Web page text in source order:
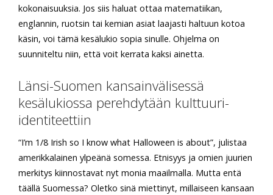
kokonaisuuksia. Jos siis haluat ottaa matematiikan,
englannin, ruotsin tai kemian asiat laajasti haltuun kotoa
käsin, voi tämä kesälukio sopia sinulle. Ohjelma on
suunniteltu niin, että voit kerrata kaksi ainetta.
Länsi-Suomen kansainvälisessä
kesälukiossa perehdytään kulttuuri-
identiteettiin
“I’m 1/8 Irish so I know what Halloween is about”, julistaa
amerikkalainen ylpeänä somessa. Etnisyys ja omien juurien
merkitys kiinnostavat nyt monia maailmalla. Mutta entä
täällä Suomessa? Oletko sinä miettinyt, millaiseen kansaan